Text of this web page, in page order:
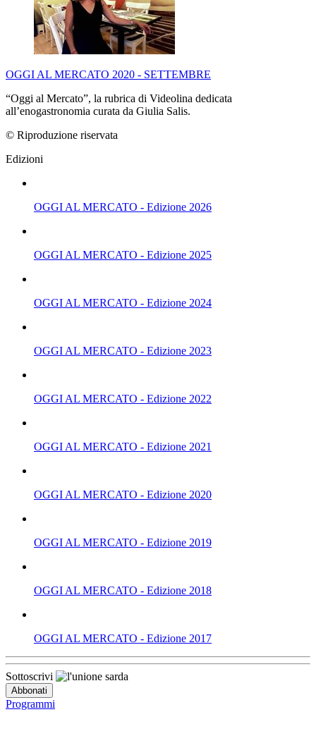
OGGI AL MERCATO 2020 - SETTEMBRE
“Oggi al Mercato”, la rubrica di Videolina dedicata
all’enogastronomia curata da Giulia Salis.
© Riproduzione riservata
Edizioni
OGGI AL MERCATO - Edizione 2026
OGGI AL MERCATO - Edizione 2025
OGGI AL MERCATO - Edizione 2024
OGGI AL MERCATO - Edizione 2023
OGGI AL MERCATO - Edizione 2022
OGGI AL MERCATO - Edizione 2021
OGGI AL MERCATO - Edizione 2020
OGGI AL MERCATO - Edizione 2019
OGGI AL MERCATO - Edizione 2018
OGGI AL MERCATO - Edizione 2017
Sottoscrivi
Programmi